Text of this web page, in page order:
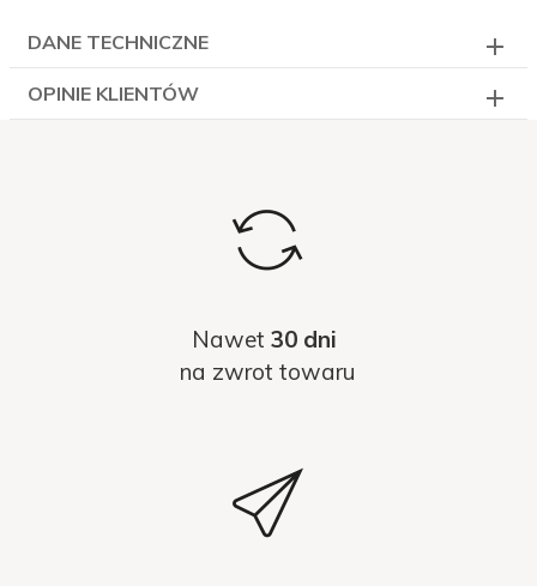
DANE TECHNICZNE
OPINIE KLIENTÓW
Nawet 30 dni
na zwrot towaru